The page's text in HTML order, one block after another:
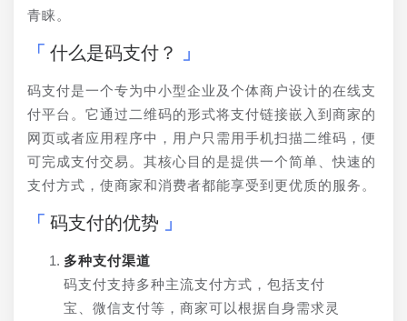
青睐。
什么是码支付？
码支付是一个专为中小型企业及个体商户设计的在线支
付平台。它通过二维码的形式将支付链接嵌入到商家的
网页或者应用程序中，用户只需用手机扫描二维码，便
可完成支付交易。其核心目的是提供一个简单、快速的
支付方式，使商家和消费者都能享受到更优质的服务。
码支付的优势
多种支付渠道
码支付支持多种主流支付方式，包括支付
宝、微信支付等，商家可以根据自身需求灵